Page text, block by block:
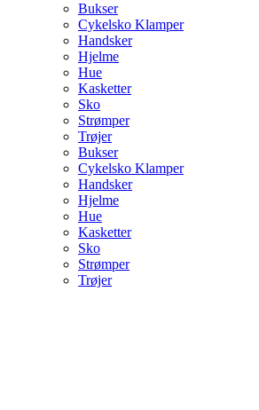
Bukser
Cykelsko Klamper
Handsker
Hjelme
Hue
Kasketter
Sko
Strømper
Trøjer
Bukser
Cykelsko Klamper
Handsker
Hjelme
Hue
Kasketter
Sko
Strømper
Trøjer